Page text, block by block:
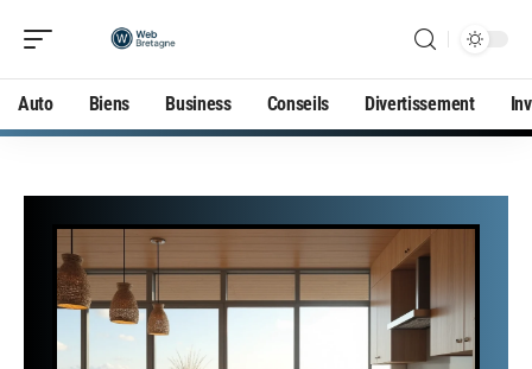
Auto Biens Business Conseils Divertissement